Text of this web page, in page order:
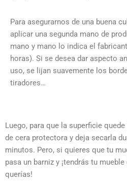
Para asegurarnos de una buena
aplicar una segunda mano de
mano y mano lo indica el
horas). Si se desea dar aspecto
uso, se lijan suavemente los
tiradores…
Luego, para que la superficie
de cera protectora y deja secarla
minutos. Pero, si quieres que tu
pasa un barniz y ¡tendrás tu
querías!